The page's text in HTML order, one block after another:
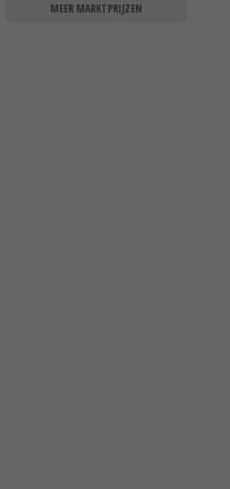
MEER MARKTPRIJZEN